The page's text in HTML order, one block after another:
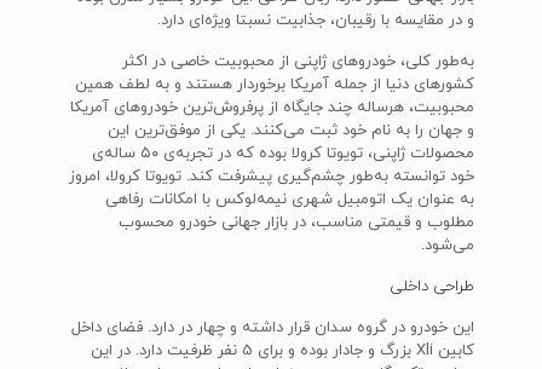
و در مقایسه با رقیبان، جذابیت‌ نسبتا ویژه‌ای دارد.
به‌طور کلی، خودروهای ژاپنی از محبوبیت خاصی در اکثر
کشور‌های دنیا از جمله آمریکا برخوردار هستند و به لطف همین
محبوبیت، هرساله چند جایگاه از‌ پرفروش‌ترین خودرو‌های آمریکا
و جهان را به نام خود ثبت می‌کنند. یکی از موفق‌ترین این
محصولات ژاپنی، تویوتا کرولا بوده که در تجربه‌ی ۵۰ ساله‌ی
خود توانسته به‌طور چشم‌گیری پیشرفت کند. تویوتا کرولا، امروز
به عنوان یک اتومبیل شهری نیمه‌لوکس با امکانات رفاهی
مطلوب و قیمتی مناسب، در بازار جهانی خودرو محسوب
می‌شود.
طراحی داخلی
این خودرو در گروه سدان قرار داشته و چهار در دارد. فضای داخل
کابین Xli بزرگ و جادار بوده و برای 5 نفر ظرفیت دارد. در این